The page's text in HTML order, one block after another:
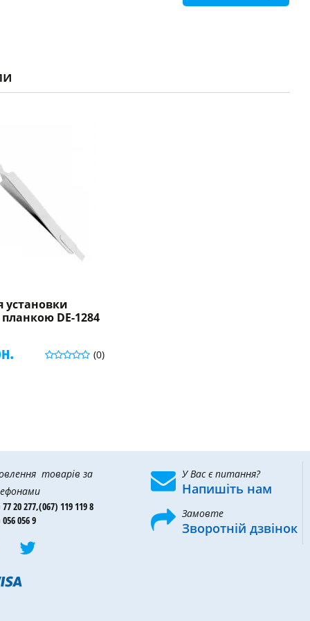
установки
планкою DE-1284
(0)
товарів за
20 277,(067) 119 119 8
056 9
У Вас є питання?
Напишіть нам
Замовте
Зворотній дзвінок